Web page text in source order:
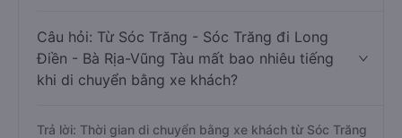
Câu hỏi: Từ Sóc Trăng - Sóc Trăng đi Long
Điền - Bà Rịa-Vũng Tàu mất bao nhiêu tiếng
khi di chuyển bằng xe khách?
Trả lời: Thời gian di chuyển bằng xe khách từ Sóc Trăng